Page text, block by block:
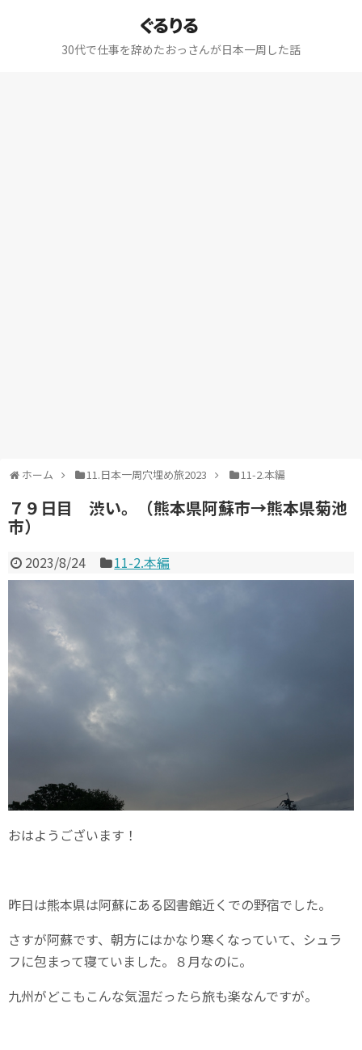
ぐるりる
30代で仕事を辞めたおっさんが日本一周した話
ホーム 11.日本一周穴埋め旅2023 11-2.本編
７９日目 渋い。（熊本県阿蘇市→熊本県菊池
市）
2023/8/24 11-2.本編
おはようございます！
昨日は熊本県は阿蘇にある図書館近くでの野宿でした。
さすが阿蘇です、朝方にはかなり寒くなっていて、シュラ
フに包まって寝ていました。８月なのに。
九州がどこもこんな気温だったら旅も楽なんですが。